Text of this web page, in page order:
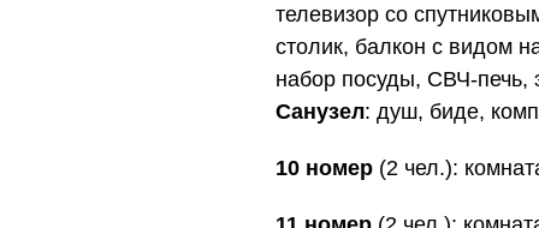
телевизор со
столик, балкон с видом
набор посуды, СВЧ-печь,
Санузел: душ, биде,
10 номер (2 чел.):